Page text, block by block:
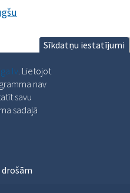
Sīkdatņu iestatījumi
. Lietojot
nav
savu
sadaļā